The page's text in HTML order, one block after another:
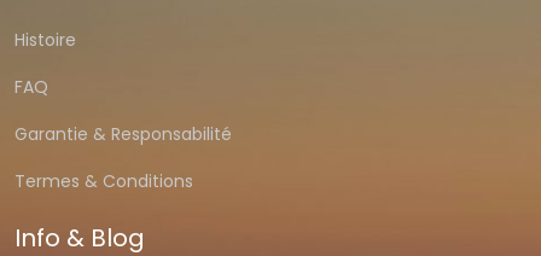
Histoire
FAQ
Garantie & Responsabilité
Termes & Conditions
Info & Blog